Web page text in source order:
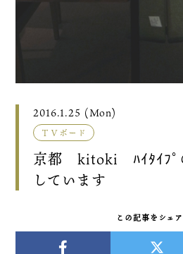
2016.1.25 (Mon)
ＴＶボード
京都 kitoki ﾊｲﾀｲﾌﾟ
しています
この記事をシェ